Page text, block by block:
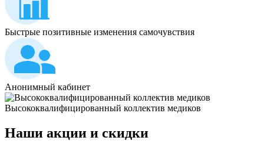
Быстрые позитивные изменения самочувствия
Анонимный кабинет
Высококвалифицированный коллектив медиков
Наши акции и скидки